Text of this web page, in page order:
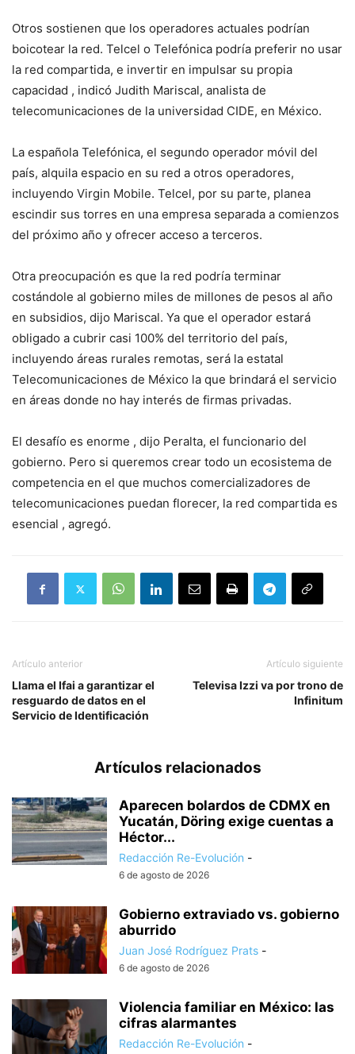
Otros sostienen que los operadores actuales podrían
boicotear la red. Telcel o Telefónica podría preferir no usar
la red compartida, e invertir en impulsar su propia
capacidad , indicó Judith Mariscal, analista de
telecomunicaciones de la universidad CIDE, en México.
La española Telefónica, el segundo operador móvil del
país, alquila espacio en su red a otros operadores,
incluyendo Virgin Mobile. Telcel, por su parte, planea
escindir sus torres en una empresa separada a comienzos
del próximo año y ofrecer acceso a terceros.
Otra preocupación es que la red podría terminar
costándole al gobierno miles de millones de pesos al año
en subsidios, dijo Mariscal. Ya que el operador estará
obligado a cubrir casi 100% del territorio del país,
incluyendo áreas rurales remotas, será la estatal
Telecomunicaciones de México la que brindará el servicio
en áreas donde no hay interés de firmas privadas.
El desafío es enorme , dijo Peralta, el funcionario del
gobierno. Pero si queremos crear todo un ecosistema de
competencia en el que muchos comercializadores de
telecomunicaciones puedan florecer, la red compartida es
esencial , agregó.
Artículo anterior
Llama el Ifai a garantizar el
resguardo de datos en el
Servicio de Identificación
Artículo siguiente
Televisa Izzi va por trono de
Infinitum
Artículos relacionados
Aparecen bolardos de CDMX en
Yucatán, Döring exige cuentas a
Héctor...
Redacción Re-Evolución -
6 de agosto de 2026
Gobierno extraviado vs. gobierno
aburrido
Juan José Rodríguez Prats -
6 de agosto de 2026
Violencia familiar en México: las
cifras alarmantes
Redacción Re-Evolución -